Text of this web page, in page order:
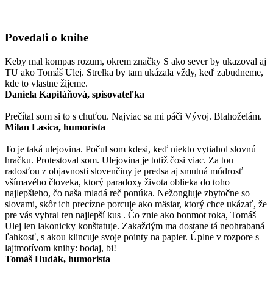
Povedali o knihe
Keby mal kompas rozum, okrem značky S ako sever by ukazoval aj
TU ako Tomáš Ulej. Strelka by tam ukázala vždy, keď zabudneme,
kde to vlastne žijeme.
Daniela Kapitáňová, spisovateľka
Prečítal som si to s chuťou. Najviac sa mi páči Vývoj. Blahoželám.
Milan Lasica, humorista
To je taká ulejovina. Počul som kdesi, keď niekto vytiahol slovnú
hračku. Protestoval som. Ulejovina je totiž čosi viac. Za tou
radosťou z objavnosti slovenčiny je predsa aj smutná múdrosť
všímavého človeka, ktorý paradoxy života oblieka do toho
najlepšieho, čo naša mladá reč ponúka. Nežongluje zbytočne so
slovami, skôr ich precízne porcuje ako mäsiar, ktorý chce ukázať, že
pre vás vybral ten najlepší kus . Čo znie ako bonmot roka, Tomáš
Ulej len lakonicky konštatuje. Zakaždým ma dostane tá neohrabaná
ľahkosť, s akou klincuje svoje pointy na papier. Úplne v rozpore s
lajtmotívom knihy: bodaj, bi!
Tomáš Hudák, humorista